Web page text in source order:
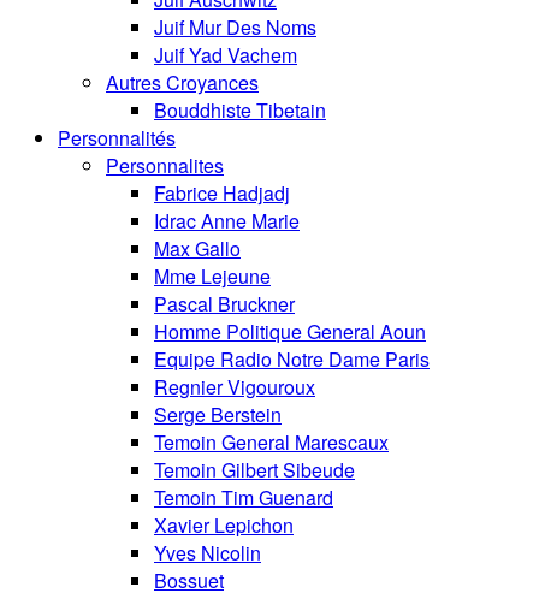
Juif Mur Des Noms
Juif Yad Vachem
Autres Croyances
Bouddhiste Tibetain
Personnalités
Personnalites
Fabrice Hadjadj
Idrac Anne Marie
Max Gallo
Mme Lejeune
Pascal Bruckner
Homme Politique General Aoun
Equipe Radio Notre Dame Paris
Regnier Vigouroux
Serge Berstein
Temoin General Marescaux
Temoin Gilbert Sibeude
Temoin Tim Guenard
Xavier Lepichon
Yves Nicolin
Bossuet